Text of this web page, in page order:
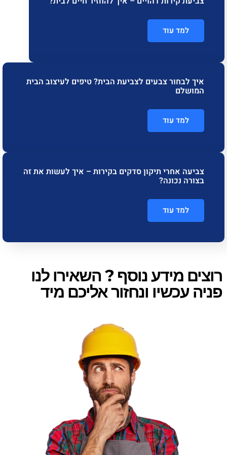
למד עוד
איך לבחור צבעים לצביעת הבית? טיפים לעיצוב הבית
המושלם
למד עוד
צביעה אחרי תיקון סדקים בקירות – איך לעשות את זה
בצורה נכונה?
למד עוד
רוצים מידע נוסף ? השאירו לנו
פניה עכשיו ונחזור אליכם מיד